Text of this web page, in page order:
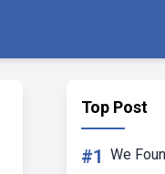
Top Post
#1 We